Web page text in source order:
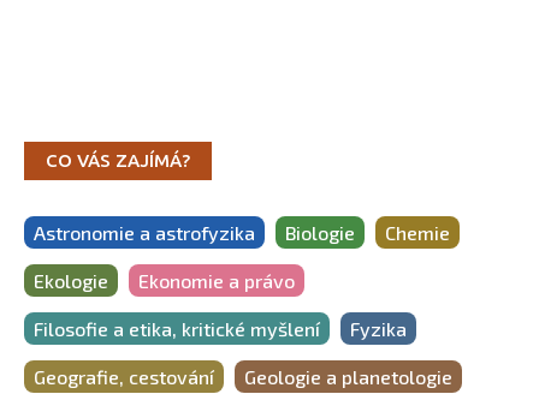
CO VÁS ZAJÍMÁ?
Astronomie a astrofyzika Biologie Chemie
Ekologie Ekonomie a právo
Filosofie a etika, kritické myšlení Fyzika
Geografie, cestování Geologie a planetologie